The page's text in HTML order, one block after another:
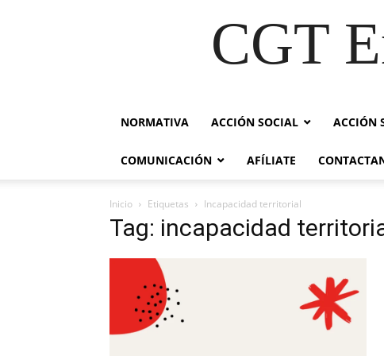
CGT
NORMATIVA ACCIÓN SOCIAL ACCIÓN
COMUNICACIÓN AFÍLIATE
Inicio Etiquetas Incapacidad territorial
Tag: incapacidad